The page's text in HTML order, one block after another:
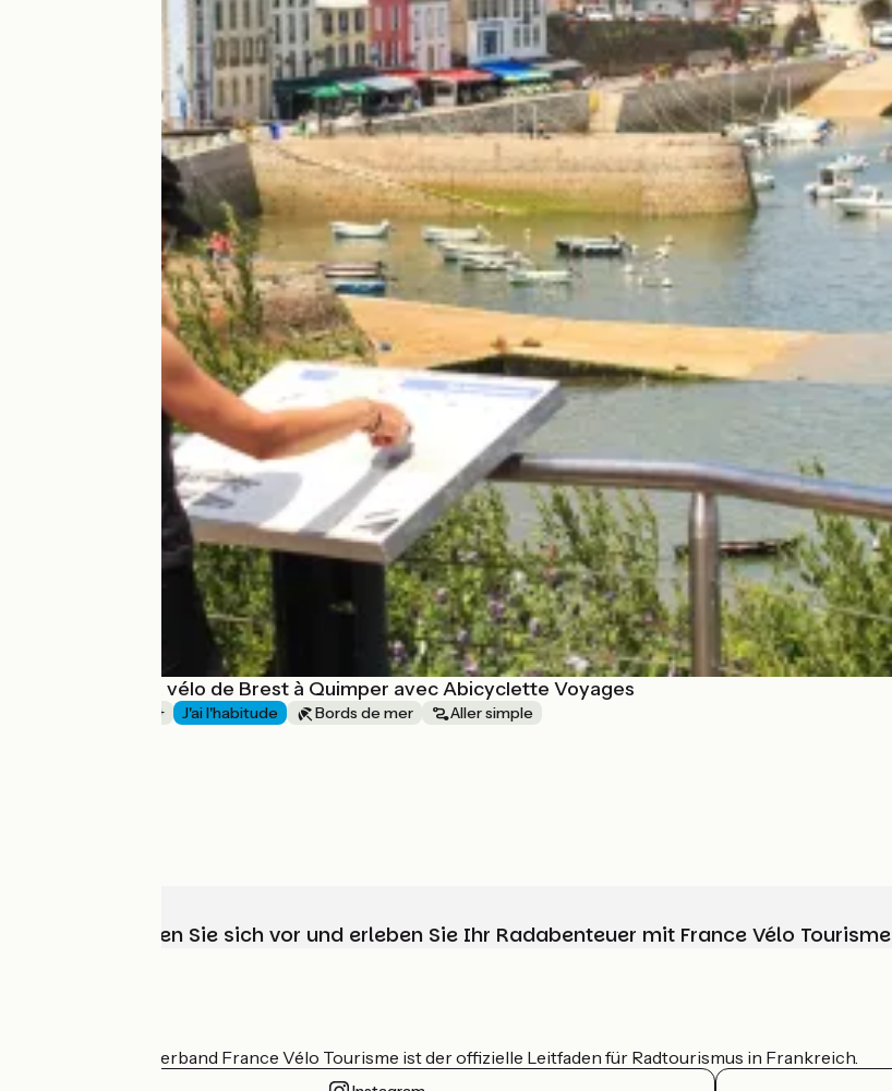
La Bretagne à vélo de Brest à Quimper avec Abicyclette Voyages
1 semaine et + J'ai l'habitude Bords de mer Aller simple
Wählen, bereiten Sie sich vor und erleben Sie Ihr Radabenteuer mit France Vélo Tourisme
Der nationale Verband France Vélo Tourisme ist der offizielle Leitfaden für Radtourismus in Frankreich.